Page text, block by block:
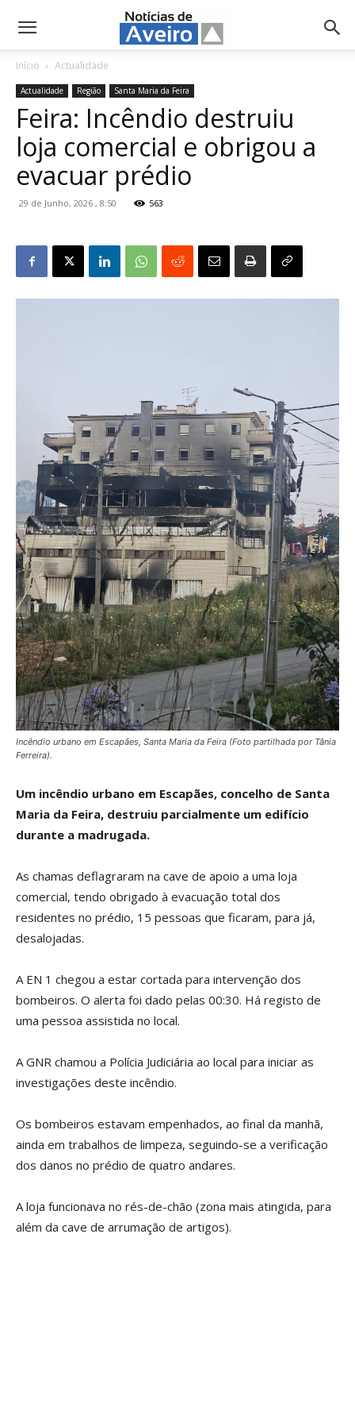
NotíciasdeAveiro.pt
Início Actualidade
Actualidade Região Santa Maria da Feira
Feira: Incêndio destruiu
loja comercial e obrigou a
evacuar prédio
29 de Junho, 2026 , 8:50 563
Incêndio urbano em Escapães, Santa Maria da Feira (Foto partilhada por Tânia
Ferreira).
Um incêndio urbano em Escapães, concelho de Santa
Maria da Feira, destruiu parcialmente um edifício
durante a madrugada.
As chamas deflagraram na cave de apoio a uma loja
comercial, tendo obrigado à evacuação total dos
residentes no prédio, 15 pessoas que ficaram, para já,
desalojadas.
A EN 1 chegou a estar cortada para intervenção dos
bombeiros. O alerta foi dado pelas 00:30. Há registo de
uma pessoa assistida no local.
A GNR chamou a Polícia Judiciária ao local para iniciar as
investigações deste incêndio.
Os bombeiros estavam empenhados, ao final da manhã,
ainda em trabalhos de limpeza, seguindo-se a verificação
dos danos no prédio de quatro andares.
A loja funcionava no rés-de-chão (zona mais atingida, para
além da cave de arrumação de artigos).